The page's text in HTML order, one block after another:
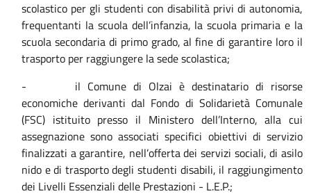
scolastico per gli studenti con disabilità privi di autonomia,
frequentanti la scuola dell’infanzia, la scuola primaria e la
scuola secondaria di primo grado, al fine di garantire loro il
trasporto per raggiungere la sede scolastica;
- il Comune di Olzai è destinatario di risorse
economiche derivanti dal Fondo di Solidarietà Comunale
(FSC) istituito presso il Ministero dell’Interno, alla cui
assegnazione sono associati specifici obiettivi di servizio
finalizzati a garantire, nell’offerta dei servizi sociali, di asilo
nido e di trasporto degli studenti disabili, il raggiungimento
dei Livelli Essenziali delle Prestazioni - L.E.P.;